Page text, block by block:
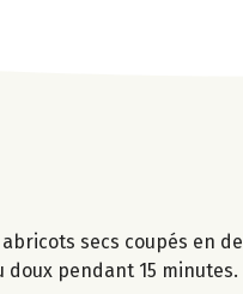
secs coupés en
doux pendant 15 minutes.